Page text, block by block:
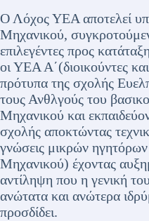
Ο Λόχος ΥΕΑ αποτελεί
Μηχανικού,
επιλεγέντες προς
οι ΥΕΑ Α΄(διοικούντες
πρότυπα της σχολής
τους Ανθλγούς του
Μηχανικού και
σχολής αποκτώντας
γνώσεις μικρών ηγητόρων
Μηχανικού) έχοντας
αντίληψη που η γενική
ανώτατα και ανώτερα
προσδίδει.